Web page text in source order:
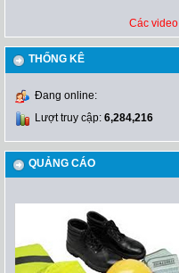
Các
THỐNG KÊ
Đang online:
Lượt truy cập: 6,284,216
QUẢNG CÁO